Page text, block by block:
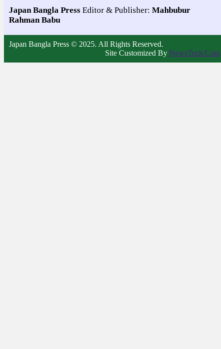
Japan Bangla Press Editor & Publisher: Mahbubur
Rahman Babu
Japan Bangla Press © 2025. All Rights Reserved.
Site Customized By NewsTech.Com